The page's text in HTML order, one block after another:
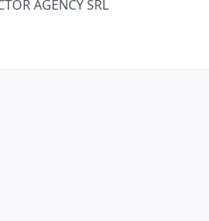
AGENCY SRL